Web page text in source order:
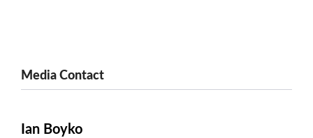
Media Contact
Ian Boyko